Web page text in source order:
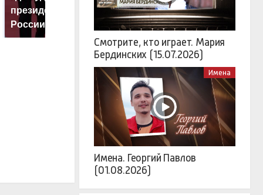
президентов США и
России: Европа?
никто не ждал: как
так?!
Смотрите, кто играет. Мария
Бердинских (15.07.2026)
Имена
Имена. Георгий Павлов
(01.08.2026)